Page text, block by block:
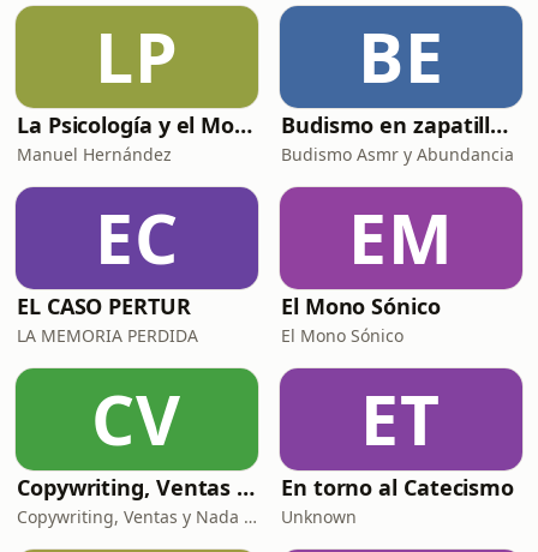
LP
La Psicología y el Modelo Parcuve®
Manuel Hernández
BE
Budismo en zapatillas, El budismo sin sermones
Budismo Asmr y Abundancia
EC
EL CASO PERTUR
LA MEMORIA PERDIDA
EM
El Mono Sónico
El Mono Sónico
CV
Copywriting, Ventas y Nada que perder
Copywriting, Ventas y Nada que Perder
ET
En torno al Catecismo
Unknown